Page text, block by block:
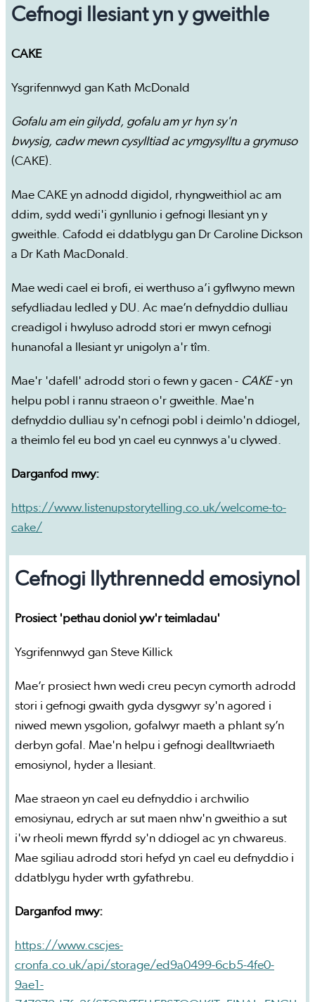
Cefnogi llesiant yn y gweithle
CAKE
Ysgrifennwyd gan Kath McDonald
Gofalu am ein gilydd, gofalu am yr hyn sy'n
bwysig, cadw mewn cysylltiad ac ymgysylltu a grymuso
(CAKE).
Mae CAKE yn adnodd digidol, rhyngweithiol ac am
ddim, sydd wedi'i gynllunio i gefnogi llesiant yn y
gweithle. Cafodd ei ddatblygu gan Dr Caroline Dickson
a Dr Kath MacDonald.
Mae wedi cael ei brofi, ei werthuso a’i gyflwyno mewn
sefydliadau ledled y DU. Ac mae’n defnyddio dulliau
creadigol i hwyluso adrodd stori er mwyn cefnogi
hunanofal a llesiant yr unigolyn a'r tîm.
Mae'r 'dafell' adrodd stori o fewn y gacen - CAKE -yn
helpu pobl i rannu straeon o'r gweithle. Mae'n
defnyddio dulliau sy'n cefnogi pobl i deimlo'n ddiogel,
a theimlo fel eu bod yn cael eu cynnwys a'u clywed.
Darganfod mwy:
https://www.listenupstorytelling.co.uk/welcome-to-
cake/
Cefnogi llythrennedd emosiynol
Prosiect 'pethau doniol yw'r teimladau'
Ysgrifennwyd gan Steve Killick
Mae’r prosiect hwn wedi creu pecyn cymorth adrodd
stori i gefnogi gwaith gyda dysgwyr sy'n agored i
niwed mewn ysgolion, gofalwyr maeth a phlant sy’n
derbyn gofal. Mae'n helpu i gefnogi dealltwriaeth
emosiynol, hyder a llesiant.
Mae straeon yn cael eu defnyddio i archwilio
emosiynau, edrych ar sut maen nhw'n gweithio a sut
i'w rheoli mewn ffyrdd sy'n ddiogel ac yn chwareus.
Mae sgiliau adrodd stori hefyd yn cael eu defnyddio i
ddatblygu hyder wrth gyfathrebu.
Darganfod mwy:
https://www.cscjes-
cronfa.co.uk/api/storage/ed9a0499-6cb5-4fe0-
9ae1-